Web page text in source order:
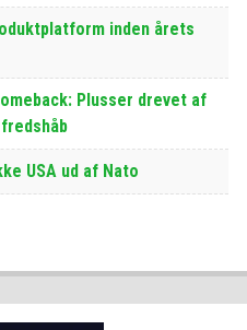
inden årets
Plusser drevet af
USA ud af Nato